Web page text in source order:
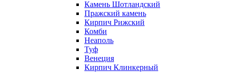
Камень Шотландский
Пражский камень
Кирпич Рижский
Комби
Неаполь
Туф
Венеция
Кирпич Клинкерный